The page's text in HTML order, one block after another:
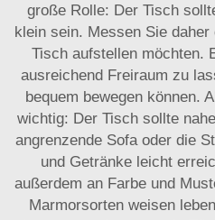
große Rolle: Der Tisch
klein sein. Messen Sie
Tisch aufstellen möchten.
ausreichend Freiraum zu
bequem bewegen können.
wichtig: Der Tisch sollte
angrenzende Sofa oder die
und Getränke leicht
außerdem an Farbe und
Marmorsorten weisen